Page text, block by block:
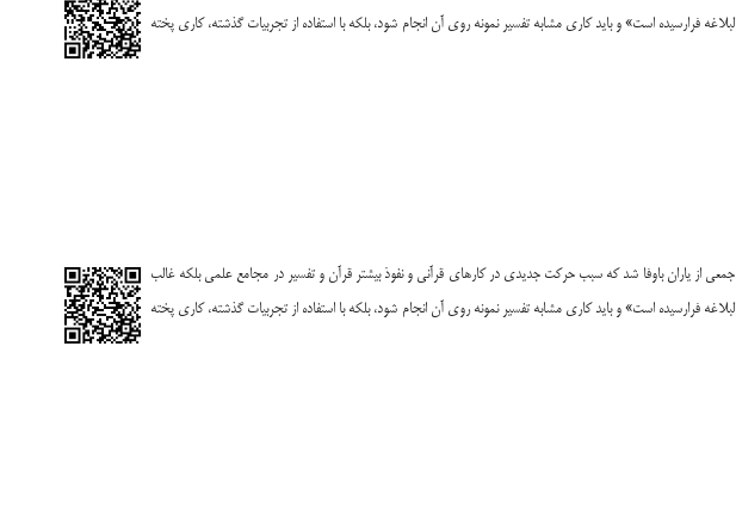
فرارسیده است» و باید کارى مشابه تفسیر نمونه روى آن انجام شود، بلکه با استفاده از تجربیات گذشته، کارى پخته
جمعى از یاران باوفا شد که سبب حرکت جدیدى در کارهاى قرآنى و نفوذ بیشتر قرآن و تفسیر در مجامع علمى بلکه غالب
فرارسیده است» و باید کارى مشابه تفسیر نمونه روى آن انجام شود، بلکه با استفاده از تجربیات گذشته، کارى پخته